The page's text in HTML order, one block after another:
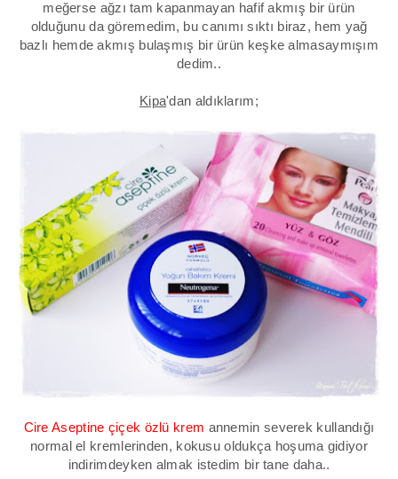
meğerse ağzı tam kapanmayan hafif akmış bir ürün
olduğunu da göremedim, bu canımı sıktı biraz, hem yağ
bazlı hemde akmış bulaşmış bir ürün keşke almasaymışım
dedim..
Kipa'dan aldıklarım;
Cire Aseptine çiçek özlü krem annemin severek kullandığı
normal el kremlerinden, kokusu oldukça hoşuma gidiyor
indirimdeyken almak istedim bir tane daha..